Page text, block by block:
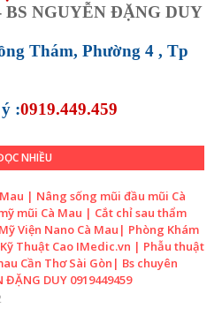
BS NGUYỄN ĐẶNG DUY
Thám, Phường 4 , Tp
:0919.449.459
NHIỀU
| Nâng sống mũi đầu mũi Cà
mũi Cà Mau | Cắt chỉ sau thẩm
Viện Nano Cà Mau| Phòng Khám
Thuật Cao IMedic.vn | Phẫu thuật
Cần Thơ Sài Gòn| Bs chuyên
ĐẶNG DUY 0919449459